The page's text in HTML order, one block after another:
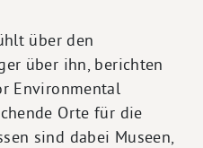
über den
über ihn, berichten
Environmental
Orte für die
sind dabei Museen,